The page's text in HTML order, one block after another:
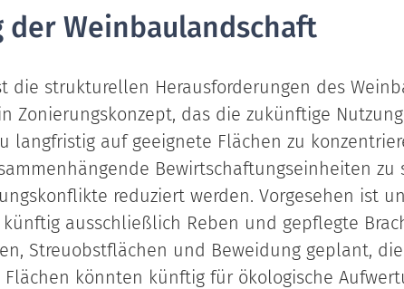
Weinbaulandschaft
die strukturellen Herausforderungen des
Zonierungskonzept, das die zukünftige
langfristig auf geeignete Flächen zu
Bewirtschaftungseinheiten zu
reduziert werden. Vorgesehen ist
ausschließlich Reben und gepflegte
Streuobstflächen und Beweidung geplant,
könnten künftig für ökologische